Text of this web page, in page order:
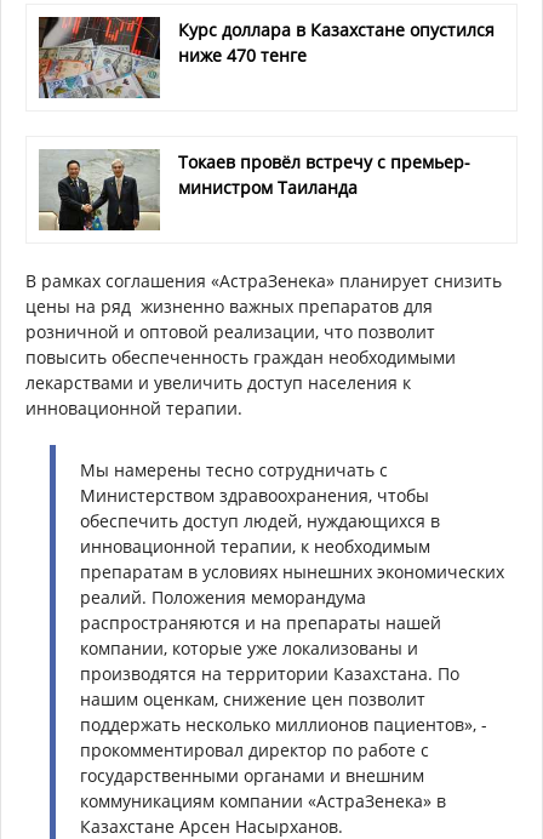
Курс доллара в Казахстане опустился
ниже 470 тенге
Токаев провёл встречу с премьер-
министром Таиланда
В рамках соглашения «АстраЗенека» планирует снизить
цены на ряд жизненно важных препаратов для
розничной и оптовой реализации, что позволит
повысить обеспеченность граждан необходимыми
лекарствами и увеличить доступ населения к
инновационной терапии.
Мы намерены тесно сотрудничать с
Министерством здравоохранения, чтобы
обеспечить доступ людей, нуждающихся в
инновационной терапии, к необходимым
препаратам в условиях нынешних экономических
реалий. Положения меморандума
распространяются и на препараты нашей
компании, которые уже локализованы и
производятся на территории Казахстана. По
нашим оценкам, снижение цен позволит
поддержать несколько миллионов пациентов», -
прокомментировал директор по работе с
государственными органами и внешним
коммуникациям компании «АстраЗенека» в
Казахстане Арсен Насырханов.